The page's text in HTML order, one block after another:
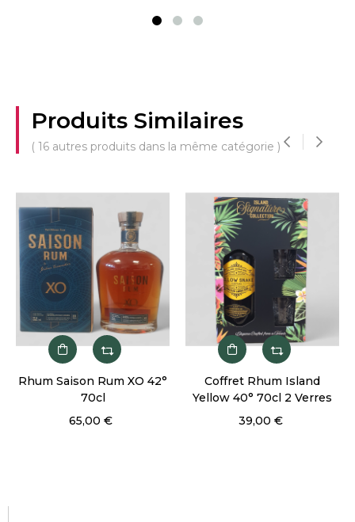
Produits Similaires
( 16 autres produits dans la même catégorie )
Rhum Saison Rum XO 42°
70cl
65,00 €
Coffret Rhum Island
Yellow 40° 70cl 2 Verres
39,00 €